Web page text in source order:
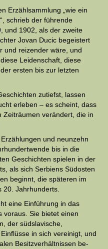
Erzählsammlung „wie ein
schrieb der führende
und 1902, als der zweite
Jovan Ducic begeistert
und reizender wäre, und
Leidenschaft, diese
ersten bis zur letzten
zutiefst, lassen
erleben – es scheint, dass
Zeiträumen verändert, die in
und neunzehn
bis in die
Geschichten spielen in der
als sich Serbiens Südosten
beginnt, die späteren im
Jahrhunderts.
eine Einführung in das
voraus. Sie bietet einen
der südslavische,
in sich ver­einigt, und
Besitzverhältnissen be­